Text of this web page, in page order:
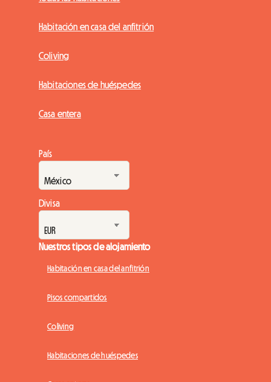
Habitación en casa del anfitrión
Coliving
Habitaciones de huéspedes
Casa entera
País
Divisa
Nuestros tipos de alojamiento
Habitación en casa del anfitrión
Pisos compartidos
Coliving
Habitaciones de huéspedes